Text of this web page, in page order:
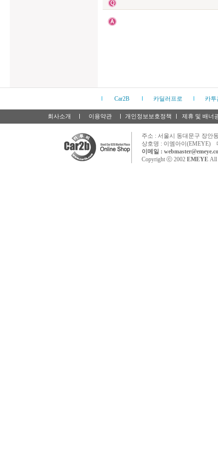
Car2B 카딜러프로 카투
회사소개 이용약관 개인정보보호정책 제휴 및 배너
주소 : 서울시 동대문구 장안
상호명 : 이엠아이(EMEYE)
이메일 :
Copyright ⓒ 2002 EMEYE All